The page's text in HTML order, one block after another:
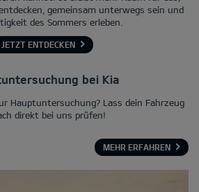
gemeinsam unterwegs sein und
des Sommers erleben.
JETZT ENTDECKEN
bei Kia
Hauptuntersuchung? Lass dein Fahrzeug
direkt bei uns prüfen!
MEHR ERFAHREN